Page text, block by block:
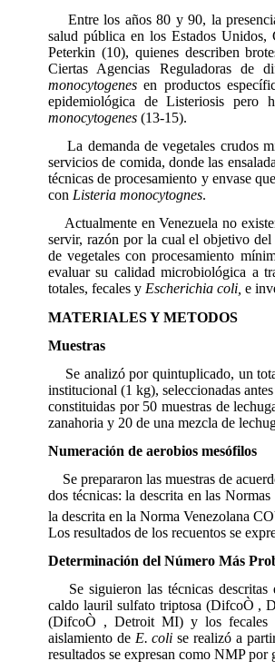
Entre los años 80 y 90, la
salud pública en los Estados
Peterkin (10), quienes describen
Ciertas Agencias Reguladoras de
monocytogenes en productos
epidemiológica de Listeriosis pero
monocytogenes (13-15).
La demanda de vegetales crudos
servicios de comida, donde las
técnicas de procesamiento y envase
con Listeria monocytognes.
Actualmente en Venezuela no
servir, razón por la cual el objetivo
de vegetales con procesamiento
evaluar su calidad microbiológica a
totales, fecales y Escherichia coli, e
MATERIALES Y METODOS
Muestras
Se analizó por quintuplicado, un
institucional (1 kg), seleccionadas
constituidas por 50 muestras de
zanahoria y 20 de una mezcla de
Numeración de aerobios mesófilos
Se prepararon las muestras de
dos técnicas: la descrita en las
la descrita en la Norma Venezolana
Los resultados de los recuentos se
Determinación del Número Más
Se siguieron las técnicas descritas
caldo lauril sulfato triptosa (DifcoÒ ,
(DifcoÒ , Detroit MI) y los fecales
aislamiento de E. coli se realizó a
resultados se expresan como NMP por